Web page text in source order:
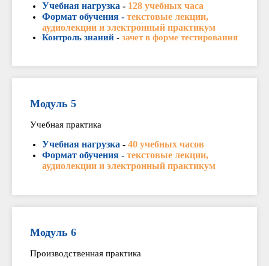
Учебная нагрузка - 128 учебных часа
Формат обучения - текстовые лекции,
аудиолекции и электронный практикум
Контроль знаний - зачет в форме тестирования
Модуль 5
Учебная практика
Учебная нагрузка - 40 учебных часов
Формат обучения - текстовые лекции,
аудиолекции и электронный практикум
Модуль 6
Производственная практика